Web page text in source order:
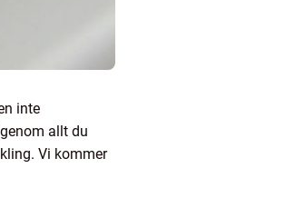
inte
allt du
Vi kommer